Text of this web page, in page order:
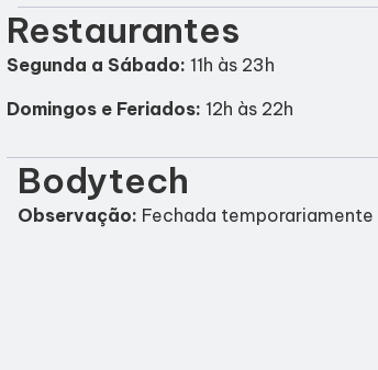
Restaurantes
Segunda a Sábado: 11h às 23h
Domingos e Feriados: 12h às 22h
Bodytech
Observação: Fechada temporariamente